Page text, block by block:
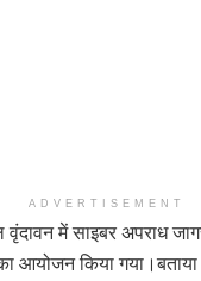
ADVERTISEMENT
वृंदावन में साइबर अपराध
आयोजन किया